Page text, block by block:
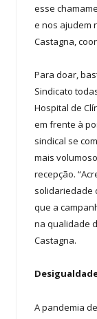
esse
e nos ajudem
Castagna,
Para doar,
Sindicato
Hospital de
em frente à
sindical se
mais
recepção.
solidariedade
que a
na qualidade
Castagna.
A pandemia